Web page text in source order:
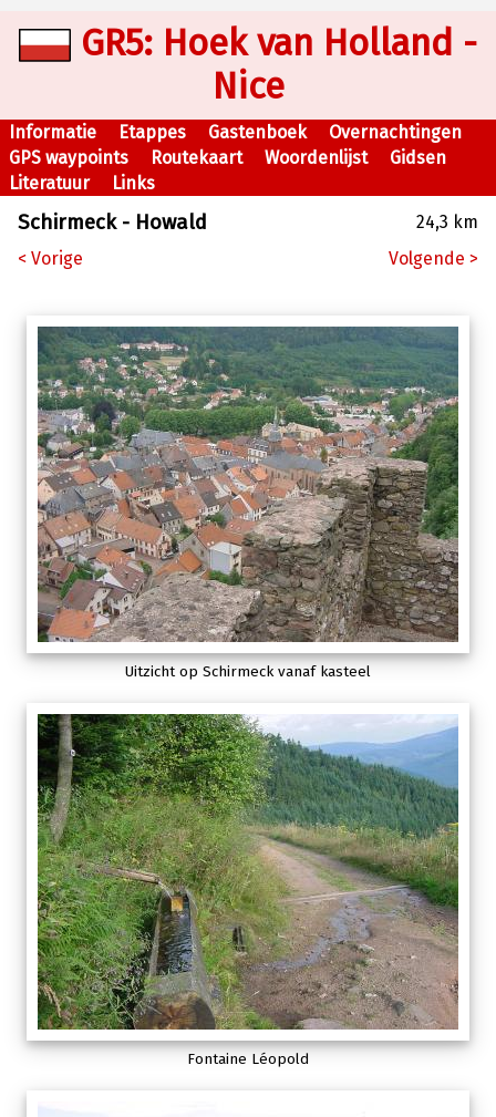
GR5: Hoek van Holland -
Nice
Informatie Etappes Gastenboek
Overnachtingen
GPS waypoints
Routekaart Woordenlijst
Gidsen
Literatuur
Links
Schirmeck - Howald
24,3 km
< Vorige
Volgende >
Uitzicht op Schirmeck vanaf kasteel
Fontaine Léopold